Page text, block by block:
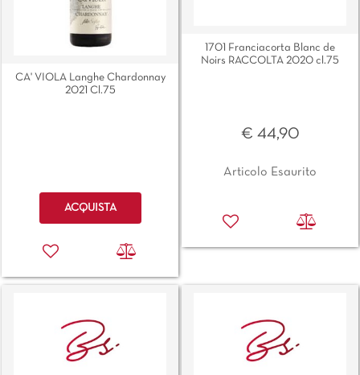
CA' VIOLA Langhe Chardonnay
2021 Cl.75
Quantità
ACQUISTA
1701 Franciacorta Blanc de
Noirs RACCOLTA 2020 cl.75
€ 44,90
Articolo Esaurito